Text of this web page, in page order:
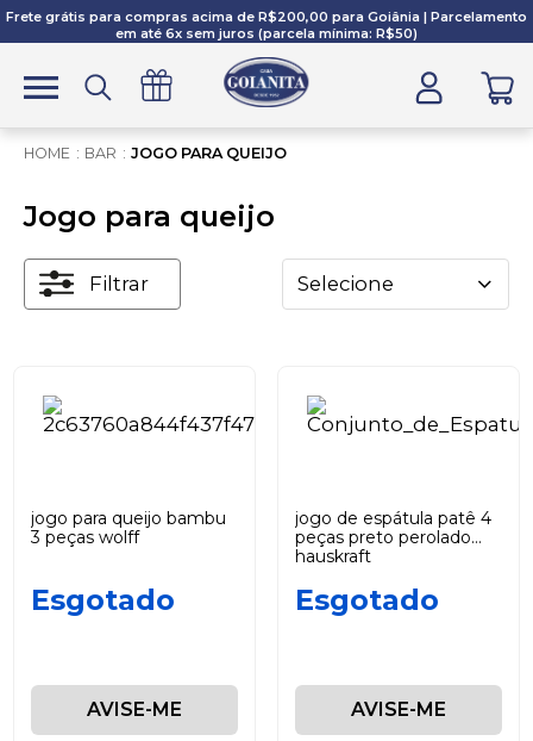
Frete grátis para compras acima de R$200,00 para Goiânia | Parcelamento
em até 6x sem juros (parcela mínima: R$50)
BAR JOGO PARA QUEIJO
Jogo para queijo
Filtrar Selecione
jogo para queijo bambu
3 peças wolff
Esgotado
AVISE-ME
jogo de espátula patê 4
peças preto perolado
hauskraft
Esgotado
AVISE-ME